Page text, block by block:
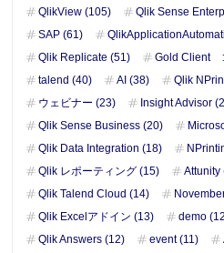
QlikView (105)
Qlik Sense
SAP (61)
Qlik Replicate (51)
Gold Client
talend (40)
AI (38) Qlik
ウェビナー (23)
Insight Advisor
Qlik Sense Business (20)
Qlik Data Integration (18)
Qlik レポーティング (15)
Attunity
Qlik Talend Cloud (14)
Qlik Excelアドイン (13)
demo
Qlik Answers (12)
event (11)